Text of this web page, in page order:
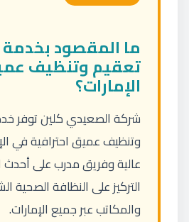
ما المقصود
تعقيم وتنظيف
الإمارات؟
شركة الصعيدي كلين توفر
وتنظيف عميق احترافية في
عالية وفريق مدرب على أحدث
التركيز على النظافة الصحية
والمكاتب عبر جميع الإمارات.